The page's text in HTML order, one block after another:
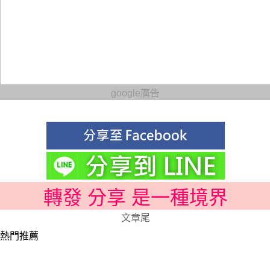
google廣告
轉發 分享 是一種境界
文章尾
熱門推薦